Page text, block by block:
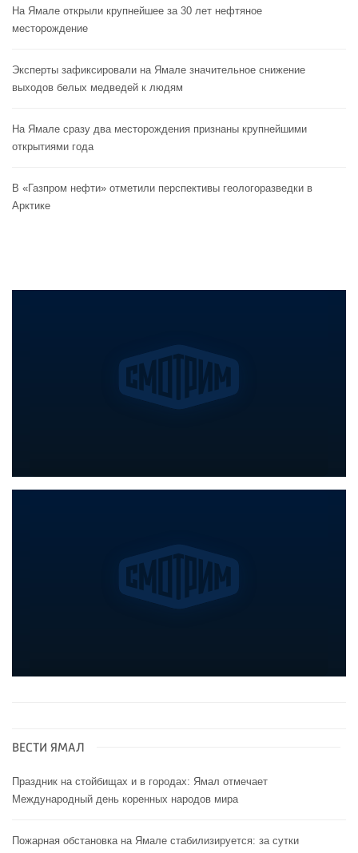
На Ямале открыли крупнейшее за 30 лет нефтяное
месторождение
Эксперты зафиксировали на Ямале значительное снижение
выходов белых медведей к людям
На Ямале сразу два месторождения признаны крупнейшими
открытиями года
В «Газпром нефти» отметили перспективы геологоразведки в
Арктике
ВЕСТИ ЯМАЛ
Праздник на стойбищах и в городах: Ямал отмечает
Международный день коренных народов мира
Пожарная обстановка на Ямале стабилизируется: за сутки